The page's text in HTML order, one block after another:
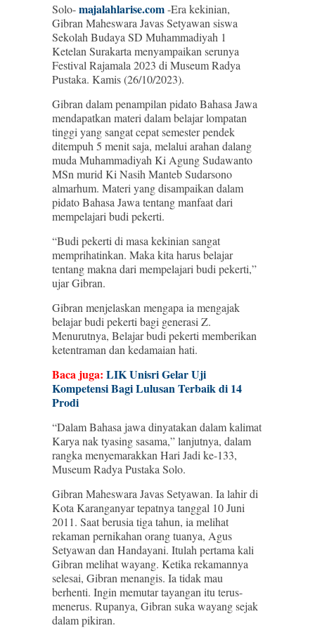
Solo-majalahlarise.com-Era kekinian,
Gibran Maheswara Javas Setyawan siswa
Sekolah Budaya SD Muhammadiyah 1
Ketelan Surakarta menyampaikan serunya
Festival Rajamala 2023 di Museum Radya
Pustaka. Kamis (26/10/2023).
Gibran dalam penampilan pidato Bahasa Jawa
mendapatkan materi dalam belajar lompatan
tinggi yang sangat cepat semester pendek
ditempuh 5 menit saja, melalui arahan dalang
muda Muhammadiyah Ki Agung Sudawanto
MSn murid Ki Nasih Manteb Sudarsono
almarhum. Materi yang disampaikan dalam
pidato Bahasa Jawa tentang manfaat dari
mempelajari budi pekerti.
“Budi pekerti di masa kekinian sangat
memprihatinkan. Maka kita harus belajar
tentang makna dari mempelajari budi pekerti,”
ujar Gibran.
Gibran menjelaskan mengapa ia mengajak
belajar budi pekerti bagi generasi Z.
Menurutnya, Belajar budi pekerti memberikan
ketentraman dan kedamaian hati.
Baca juga: LIK Unisri Gelar Uji
Kompetensi Bagi Lulusan Terbaik di 14
Prodi
“Dalam Bahasa jawa dinyatakan dalam kalimat
Karya nak tyasing sasama,” lanjutnya, dalam
rangka menyemarakkan Hari Jadi ke-133,
Museum Radya Pustaka Solo.
Gibran Maheswara Javas Setyawan. Ia lahir di
Kota Karanganyar tepatnya tanggal 10 Juni
2011. Saat berusia tiga tahun, ia melihat
rekaman pernikahan orang tuanya, Agus
Setyawan dan Handayani. Itulah pertama kali
Gibran melihat wayang. Ketika rekamannya
selesai, Gibran menangis. Ia tidak mau
berhenti. Ingin memutar tayangan itu terus-
menerus. Rupanya, Gibran suka wayang sejak
dalam pikiran.